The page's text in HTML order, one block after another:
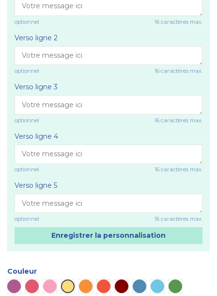
optionnel 16 caractères max.
Verso ligne 2
optionnel 16 caractères max.
Verso ligne 3
optionnel 16 caractères max.
Verso ligne 4
optionnel 16 caractères max.
Verso ligne 5
optionnel 16 caractères max.
Enregistrer la personnalisation
Couleur
Violet
Rose vifRose Jaune OrangeRouge MarronBleu Bleu cielVert